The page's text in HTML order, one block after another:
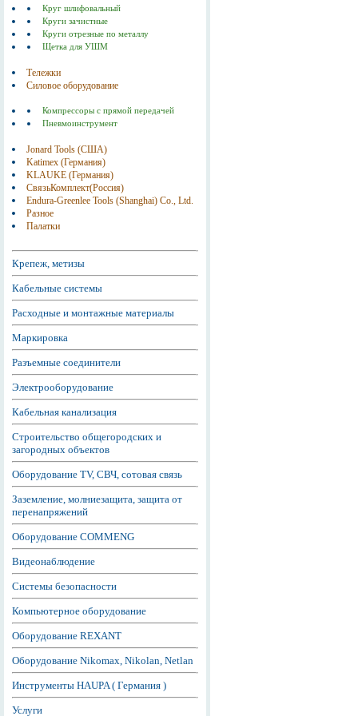
Круг шлифовальный
Круги зачистные
Круги отрезные по металлу
Щетка для УШМ
Тележки
Силовое оборудование
Компрессоры с прямой передачей
Пневмоинструмент
Jonard Tools (США)
Katimex (Германия)
KLAUKE (Германия)
СвязьКомплект(Россия)
Endura-Greenlee Tools (Shanghai) Co., Ltd.
Разное
Палатки
Крепеж, метизы
Кабельные системы
Расходные и монтажные материалы
Маркировка
Разъемные соединители
Электрооборудование
Кабельная канализация
Строительство общегородских и
загородных объектов
Оборудование TV, СВЧ, сотовая связь
Заземление, молниезащита, защита от
перенапряжений
Оборудование COMMENG
Видеонаблюдение
Системы безопасности
Компьютерное оборудование
Оборудование REXANT
Оборудование Nikomax, Nikolan, Netlan
Инструменты HAUPA ( Германия )
Услуги